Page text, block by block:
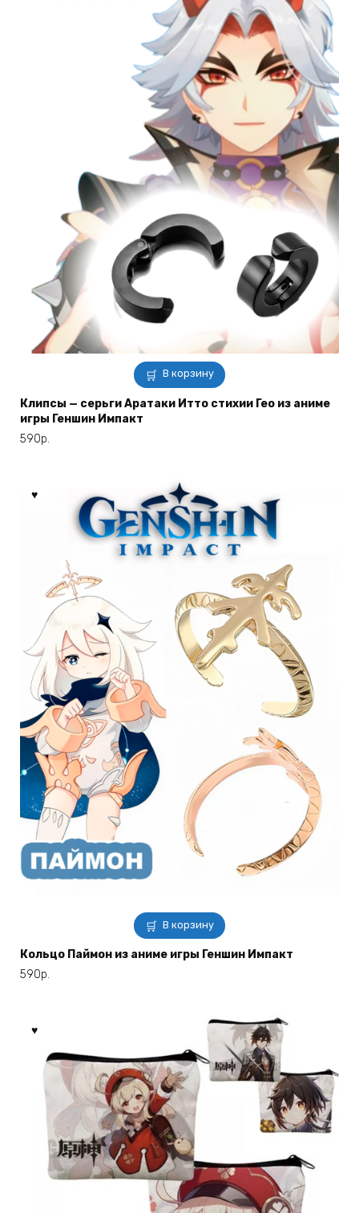
В корзину
Клипсы — серьги Аратаки Итто стихии Гео из аниме
игры Геншин Импакт
590р.
В корзину
Кольцо Паймон из аниме игры Геншин Импакт
590р.